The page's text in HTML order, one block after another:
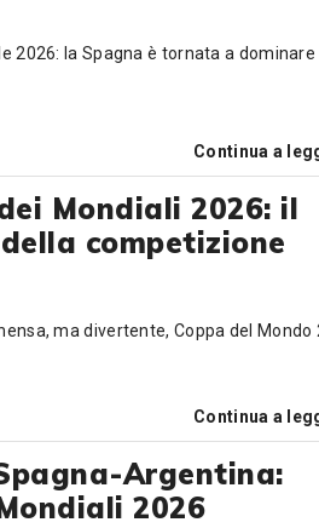
2026: la Spagna è tornata a dominare
Continua a
Mondiali 2026: il
competizione
ma divertente, Coppa del Mondo
Continua a
Argentina:
2026